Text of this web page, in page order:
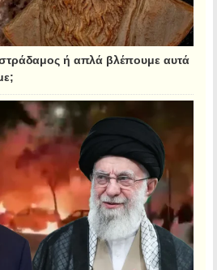
ή απλά βλέπουμε αυτά